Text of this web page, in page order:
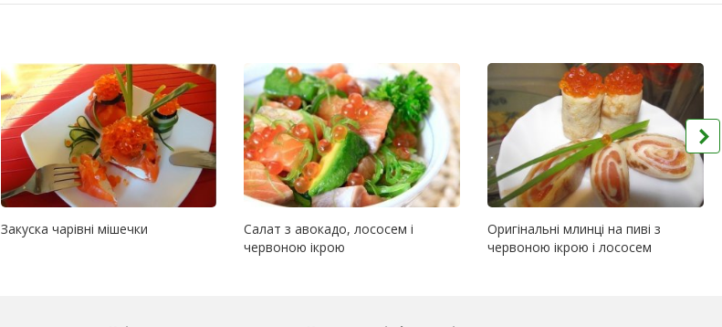
Закуска чарівні мішечки
Салат з авокадо, лососем і
червоною ікрою
Оригінальні млинці на пиві з
червоною ікрою і лососем